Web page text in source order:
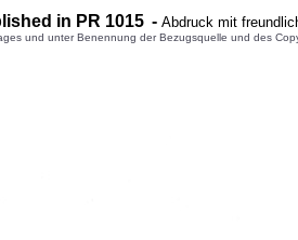
in PR 1015 - Abdruck mit
und unter Benennung der Bezugsquelle und des